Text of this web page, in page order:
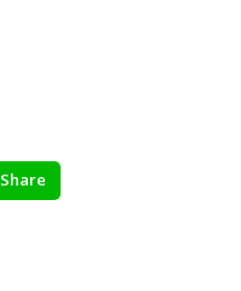
Share